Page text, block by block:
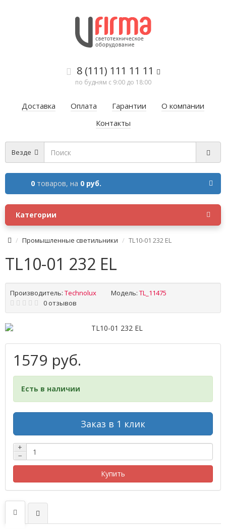
8 (111) 111 11 11
по будням с 9:00 до 18:00
Доставка Оплата Гарантии
О компании
Контакты
Везде
0 товаров, на 0 руб.
Категории
Промышленные светильники TL10-01 232 EL
TL10-01 232 EL
Производитель: Technolux Модель: TL_11475
0 отзывов
1579 руб.
Есть в наличии
Заказ в 1 клик
+
−
Купить